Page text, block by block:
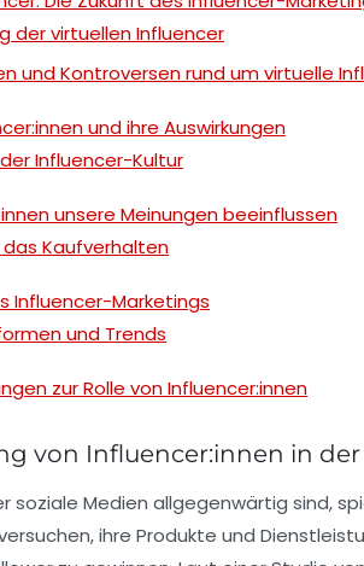
der virtuellen Influencer
und Kontroversen rund um virtuelle
und ihre Auswirkungen
Influencer-Kultur
unsere Meinungen beeinflussen
das Kaufverhalten
Influencer-Marketings
und Trends
zur Rolle von Influencer:innen
von Influencer:innen in
soziale Medien allgegenwärtig sind,
ihre Produkte und